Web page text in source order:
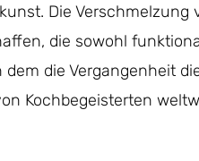
Die
die sowohl
dem die Vergangenheit
Kochbegeisterten